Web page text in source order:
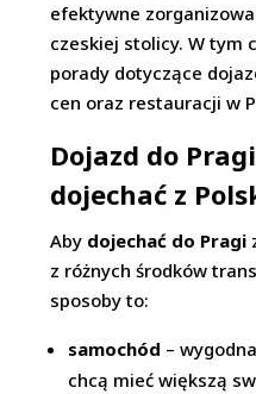
efektywne
czeskiej stolicy. W tym
porady dotyczące
cen oraz restauracji w
Dojazd do
dojechać z
Aby dojechać do Pragi
z różnych środków
sposoby to:
samochód –
chcą mieć większą